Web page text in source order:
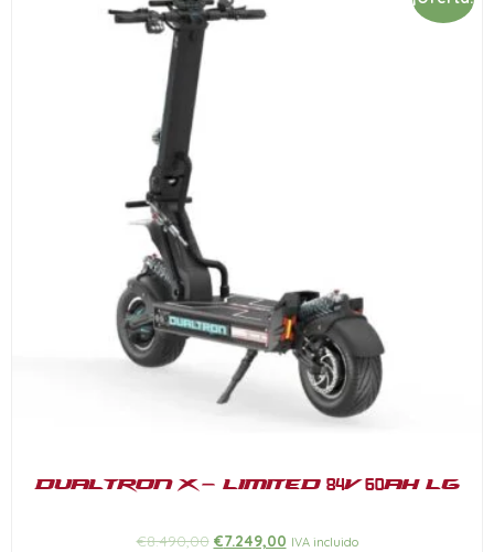
Dualtron X – Limited 84V 60Ah LG
€8.490,00 €7.249,00 IVA incluido